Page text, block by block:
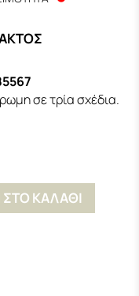
σε τρία σχέδια.
ΚΑΛΑΘΙ